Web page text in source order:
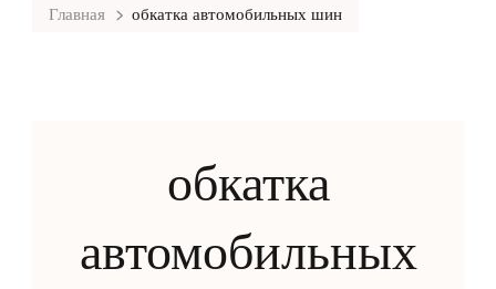
Главная обкатка автомобильных шин
обкатка
автомобильных